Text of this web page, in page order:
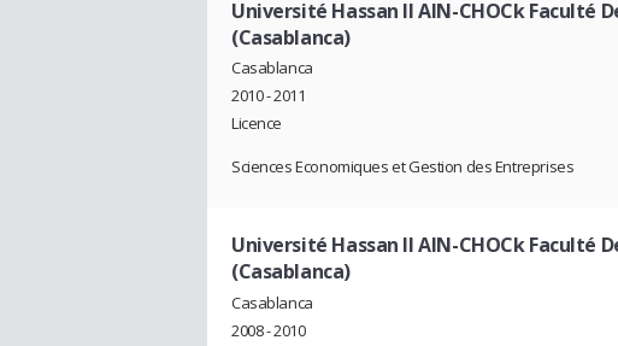
Université Hassan II AIN-CHOCk Faculté
(Casablanca)
Casablanca
2010 - 2011
Licence
Sciences Economiques et Gestion des Entreprises
Université Hassan II AIN-CHOCk Faculté
(Casablanca)
Casablanca
2008 - 2010